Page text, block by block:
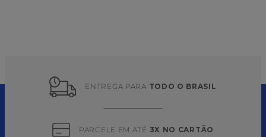
ENTREGA PARA TODO O BRASIL
PARCELE EM ATÉ 3X NO CARTÃO